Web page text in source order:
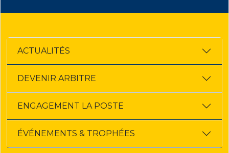
ACTUALITÉS
DEVENIR ARBITRE
ENGAGEMENT LA POSTE
ÉVÉNEMENTS & TROPHÉES